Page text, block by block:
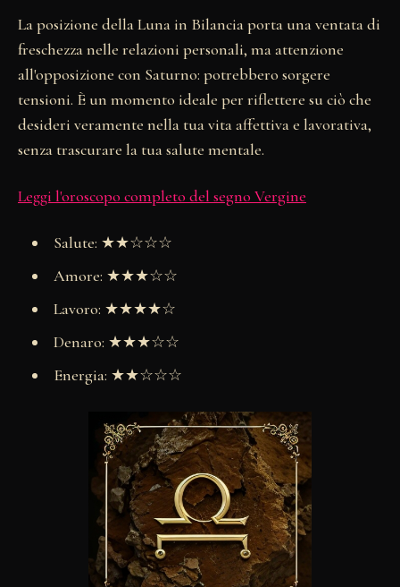
La posizione della Luna in Bilancia porta una ventata di
freschezza nelle relazioni personali, ma attenzione
all'opposizione con Saturno: potrebbero sorgere
tensioni. È un momento ideale per riflettere su ciò che
desideri veramente nella tua vita affettiva e lavorativa,
senza trascurare la tua salute mentale.
Leggi l'oroscopo completo del segno Vergine
Salute: ★★☆☆☆
Amore: ★★★☆☆
Lavoro: ★★★★☆
Denaro: ★★★☆☆
Energia: ★★☆☆☆